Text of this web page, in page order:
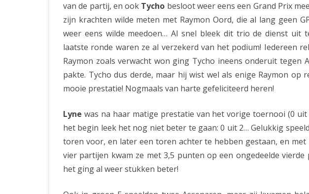
e
u
g
o
k
n
van de partij, en ook Tycho besloot weer eens een Grand Prix
zijn krachten wilde meten met Raymon Oord, die al lang geen
weer eens wilde meedoen… Al snel bleek dit trio de dienst uit
laatste ronde waren ze al verzekerd van het podium! Iedereen
Raymon zoals verwacht won ging Tycho ineens onderuit tegen
pakte. Tycho dus derde, maar hij wist wel als enige Raymon op
mooie prestatie! Nogmaals van harte gefeliciteerd heren!
Lyne was na haar matige prestatie van het vorige toernooi (0
het begin leek het nog niet beter te gaan: 0 uit 2… Gelukkig
toren voor, en later een toren achter te hebben gestaan, en
vier partijen kwam ze met 3,5 punten op een ongedeelde
het ging al weer stukken beter!